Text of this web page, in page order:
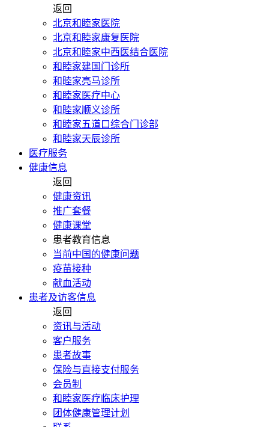
返回
北京和睦家医院
北京和睦家康复医院
北京和睦家中西医结合医院
和睦家建国门诊所
和睦家亮马诊所
和睦家医疗中心
和睦家顺义诊所
和睦家五道口综合门诊部
和睦家天辰诊所
医疗服务
健康信息
返回
健康资讯
推广套餐
健康课堂
患者教育信息
当前中国的健康问题
疫苗接种
献血活动
患者及访客信息
返回
资讯与活动
客户服务
患者故事
保险与直接支付服务
会员制
和睦家医疗临床护理
团体健康管理计划